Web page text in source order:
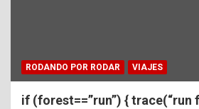
RODANDO POR RODAR VIAJES
if (forest==”run”) { trace(“run